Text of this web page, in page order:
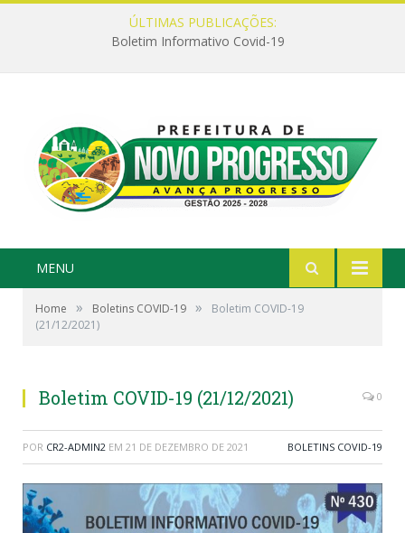
ÚLTIMAS PUBLICAÇÕES:
Boletim Informativo Covid-19
MENU
Home » Boletins COVID-19 »
Boletim COVID-19
(21/12/2021)
Boletim COVID-19 (21/12/2021) 0
POR CR2-ADMIN2 EM 21 DE DEZEMBRO DE 2021 BOLETINS COVID-19